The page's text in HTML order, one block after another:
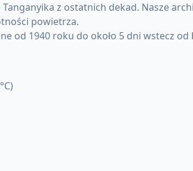
Tanganyika z ostatnich dekad. Nasze
powietrza.
od 1940 roku do około 5 dni wstecz od